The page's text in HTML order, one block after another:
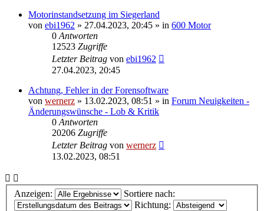
Motorinstandsetzung im Siegerland
von ebi1962 » 27.04.2023, 20:45 » in 600 Motor
0 Antworten
12523 Zugriffe
Letzter Beitrag von ebi1962
27.04.2023, 20:45
Achtung, Fehler in der Forensoftware
von wernerz » 13.02.2023, 08:51 » in Forum Neuigkeiten -
Änderungswünsche - Lob & Kritik
0 Antworten
20206 Zugriffe
Letzter Beitrag von wernerz
13.02.2023, 08:51
Anzeigen:
Sortiere nach:
Richtung: